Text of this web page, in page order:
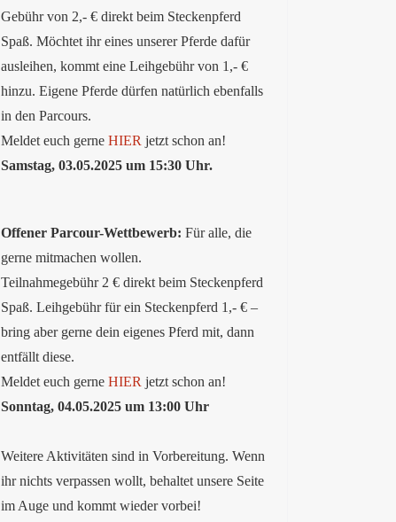
Gebühr von 2,- € direkt beim Steckenpferd
Spaß. Möchtet ihr eines unserer Pferde dafür
ausleihen, kommt eine Leihgebühr von 1,- €
hinzu. Eigene Pferde dürfen natürlich ebenfalls
in den Parcours.
Meldet euch gerne HIER jetzt schon an!
Samstag, 03.05.2025 um 15:30 Uhr.
Offener Parcour-Wettbewerb: Für alle, die
gerne mitmachen wollen.
Teilnahmegebühr 2 € direkt beim Steckenpferd
Spaß. Leihgebühr für ein Steckenpferd 1,- € –
bring aber gerne dein eigenes Pferd mit, dann
entfällt diese.
Meldet euch gerne HIER jetzt schon an!
Sonntag, 04.05.2025 um 13:00 Uhr
Weitere Aktivitäten sind in Vorbereitung. Wenn
ihr nichts verpassen wollt, behaltet unsere Seite
im Auge und kommt wieder vorbei!